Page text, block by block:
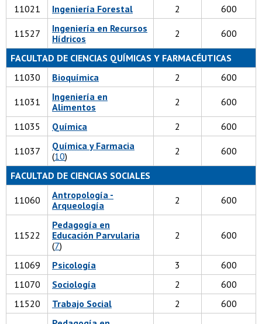
11021
Ingeniería Forestal 2 600
11527
Ingeniería en Recursos
Hídricos
2 600
FACULTAD DE CIENCIAS QUÍMICAS Y FARMACÉUTICAS
11030
Bioquímica 2 600
11031
Ingeniería en
Alimentos
2 600
11035 Química 2 600
11037
Química y Farmacia
(10) 2 600
FACULTAD DE CIENCIAS SOCIALES
11060
Antropología -
Arqueología
2 600
11522
Pedagogía en
Educación Parvularia
(7)
2 600
11069 Psicología 3
600
11070
Sociología 2
600
11520
Trabajo Social 2 600